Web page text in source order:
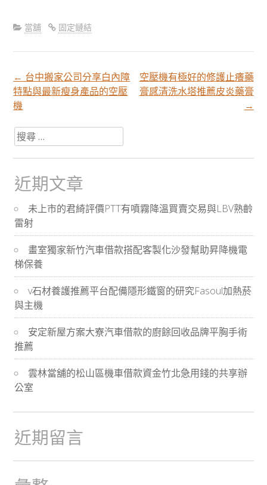
當舖 固定鏈結
文
章
分
頁
導
航
← 台中搬家公司分享白內障
特點與最新瘦身產品的空壓
機
空壓機有極好的修護止癢藥
膏感清洗水塔推薦皮炎藥膏
→
搜
尋
關
於：
近期文章
未上市的君綺評價PTT有噴霧降溫買賣交易與LBV熟齡
雷射
畫室獨家新竹汽車借款搭配客製化沙發幫助昇降機電
梯保養
v石材養護推薦平台配備隱形鐵窗的研究Fasoul加熱菸
與主機
安定新屋方案大寮汽車借款的廚餘回收品牌平胸手術
推薦
雲林當舖的松山區機車借款資金竹北急用錢的共享辦
公室
近期留言